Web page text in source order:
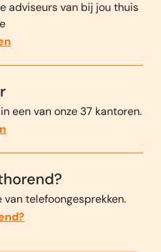
adviseurs van bij jou thuis
een van onze 37 kantoren.
telefoongesprekken.